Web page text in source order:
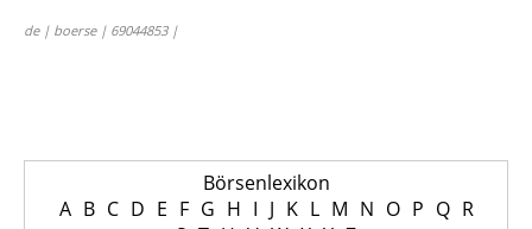
de | boerse | 69044853 |
Börsenlexikon
A B C D E F G H I J K L M N O P Q R